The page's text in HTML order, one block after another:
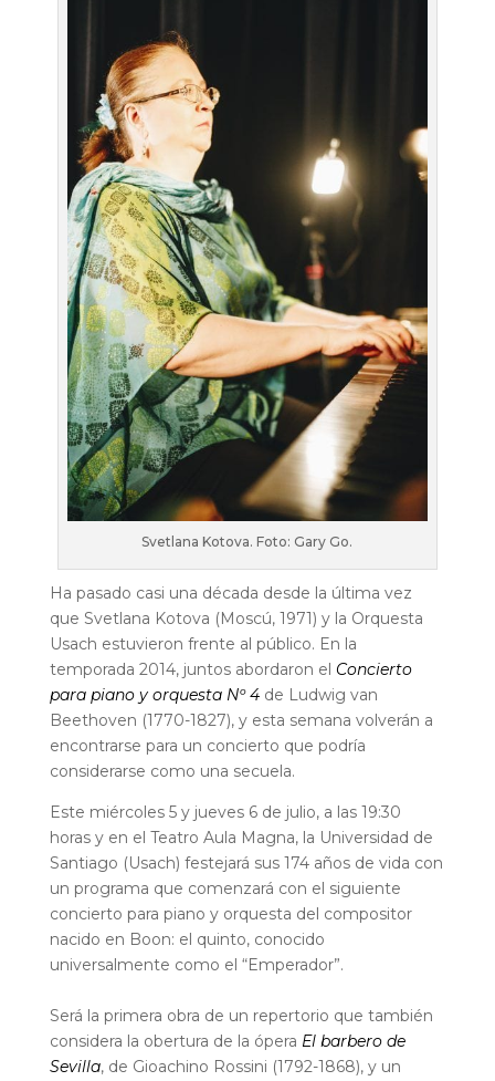
Svetlana Kotova. Foto: Gary Go.
Ha pasado casi una década desde la última vez
que Svetlana Kotova (Moscú, 1971) y la Orquesta
Usach estuvieron frente al público. En la
temporada 2014, juntos abordaron el Concierto
para piano y orquesta Nº 4de Ludwig van
Beethoven (1770-1827), y esta semana volverán a
encontrarse para un concierto que podría
considerarse como una secuela.
Este miércoles 5 y jueves 6 de julio, a las 19:30
horas y en el Teatro Aula Magna, la Universidad de
Santiago (Usach) festejará sus 174 años de vida con
un programa que comenzará con el siguiente
concierto para piano y orquesta del compositor
nacido en Boon: el quinto, conocido
universalmente como el “Emperador”.
Será la primera obra de un repertorio que también
considera la obertura de la ópera El barbero de
Sevilla, de Gioachino Rossini (1792-1868), y un